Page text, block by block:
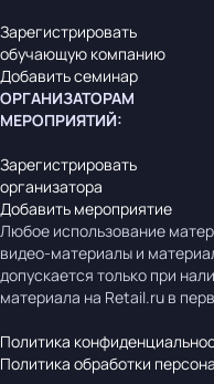
Зарегистрировать
обучающую компанию
Добавить семинар
ОРГАНИЗАТОРАМ
МЕРОПРИЯТИЙ:
Зарегистрировать
организатора
Добавить мероприятие
Любое использование
видео-материалы и
допускается только при
материала на Retail.ru в
Политика
Политика обработки